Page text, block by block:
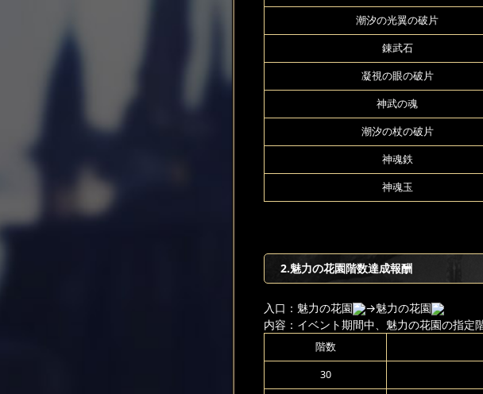
潮汐の光翼の破片
錬武石
凝視の眼の破片
神武の魂
潮汐の杖の破片
神魂鉄
神魂玉
2.魅力の花園階数達成報酬
入口：魅力の花園
→魅力の花園
内容：イベント期間中、魅力の花園の指定
階数
30